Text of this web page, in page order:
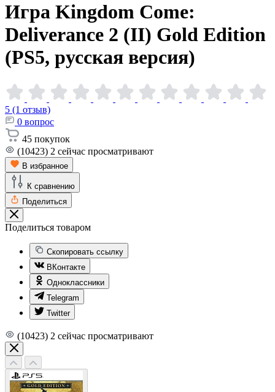
Игра Kingdom Come:
Deliverance 2 (II) Gold Edition
(PS5, русская версия)
5 (1 отзыв)
0 вопрос
45 покупок
(10423) 2 сейчас просматривают
В избранное
К сравнению
Поделиться
Поделиться товаром
Скопировать ссылку
ВКонтакте
Одноклассники
Telegram
Twitter
(10423) 2 сейчас просматривают